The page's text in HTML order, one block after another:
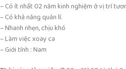
– Có ít nhất 02 năm kinh nghiệm ở vị trí
– Có khả năng quản lí.
– Nhanh nhẹn, chịu khó
– Làm việc xoay ca
– Giới tính : Nam